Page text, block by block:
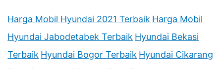
Harga Mobil Hyundai 2021 Terbaik Harga Mobil
Hyundai Jabodetabek Terbaik Hyundai Bekasi
Terbaik Hyundai Bogor Terbaik Hyundai Cikarang